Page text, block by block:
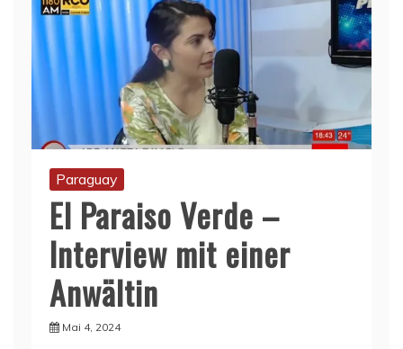
Paraguay
El Paraiso Verde –
Interview mit einer
Anwältin
Mai 4, 2024